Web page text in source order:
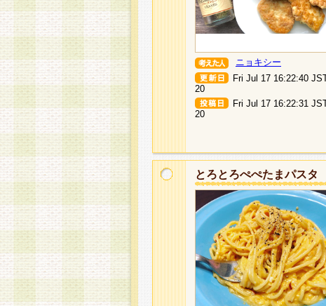
ニョキシー
Fri Jul 17 16:22:40
20
Fri Jul 17 16:22:31
20
とろとろぺぺたまパスタ